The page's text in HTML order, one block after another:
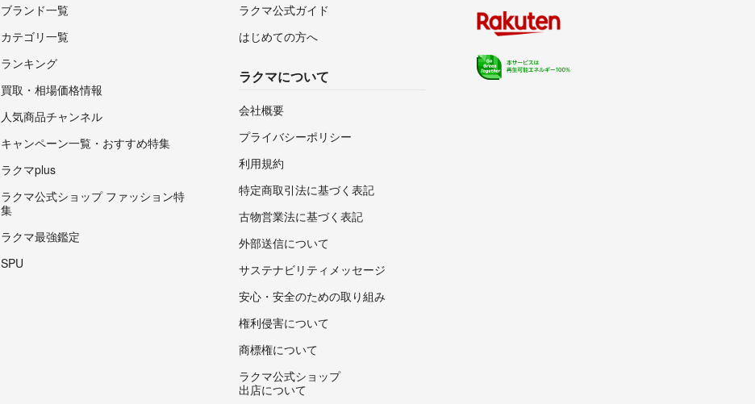
ブランド一覧
カテゴリ一覧
ランキング
買取・相場価格情報
人気商品チャンネル
キャンペーン一覧・おすすめ特集
ラクマplus
ラクマ公式ショップ ファッション特
集
ラクマ最強鑑定
SPU
ラクマ公式ガイド
はじめての方へ
ラクマについて
会社概要
プライバシーポリシー
利用規約
特定商取引法に基づく表記
古物営業法に基づく表記
外部送信について
サステナビリティメッセージ
安心・安全のための取り組み
権利侵害について
商標権について
ラクマ公式ショップ
出店について